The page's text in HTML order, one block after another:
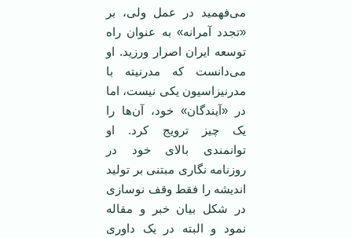
می‌فهمید در عمل ولی، بر
«تجدد آمرانه» به عنوان راه
توسعه ایران اصرار ورزید. او
می‌دانست که مدرنیته با
مدرنیزاسیون یکی نیست، اما
در «آیندگان» خود، آن‌ها را
یک چیز ترویج کرد. او
توانمندی بالای خود در
روزنامه نگاری مبتنی بر تولید
اندیشه را فقط وقف نوسازی
در شکل بیان خبر و مقاله
نمود و البته در یک داوری